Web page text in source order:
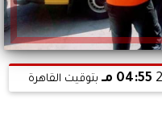
04:55 مـ بتوقيت القاهرة